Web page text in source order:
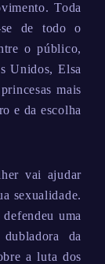
Toda
se de todo o
o público,
Unidos, Elsa
mais
e da escolha
vai ajudar
sexualidade.
uma
da
a luta dos